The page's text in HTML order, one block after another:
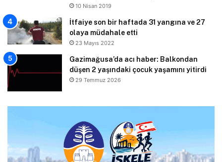
10 Nisan 2019
İtfaiye son bir haftada 31 yangına ve 27
olaya müdahale etti
23 Mayıs 2022
Gazimağusa’da acı haber: Balkondan
düşen 2 yaşındaki çocuk yaşamını yitirdi
29 Temmuz 2026